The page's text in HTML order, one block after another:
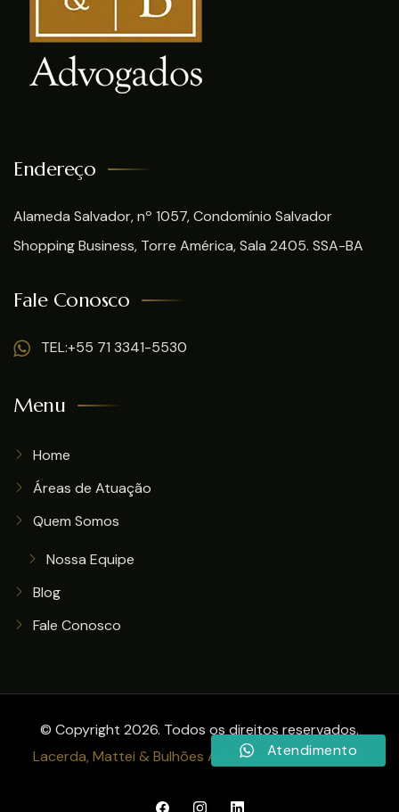
Endereço
Alameda Salvador, nº 1057, Condomínio Salvador
Shopping Business, Torre América, Sala 2405. SSA-BA
Fale Conosco
TEL:+55 71 3341-5530
Menu
Home
Áreas de Atuação
Quem Somos
Nossa Equipe
Blog
Fale Conosco
© Copyright 2026. Todos os direitos reservados.
Lacerda, Mattei & Bulhões Advogados Associados
Atendimento